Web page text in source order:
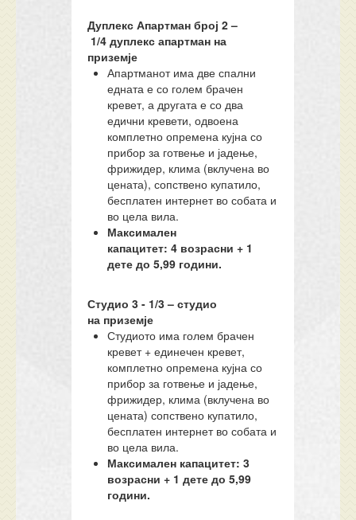
Дуплекс Апартман број 2 –
1/4дуплекс апартман на
приземје
Апартманот има две спални
едната е со голем брачен
кревет, а другата е со два
едични кревети, одвоена
комплетно опремена кујна со
прибор за готвење и јадење,
фрижидер, клима (вклучена во
цената), сопствено купатило,
бесплатен интернет во собата и
во цела вила.
Максимален
капацитет:4 возрасни + 1
дете до 5,99 години.
Студио 3 - 1/3 –студио
на приземје
Студиото има голем брачен
кревет + единечен кревет,
комплетно опремена кујна со
прибор за готвење и јадење,
фрижидер, клима (вклучена во
цената) сопствено купатило,
бесплатен интернет во собата и
во цела вила.
Максимален капацитет: 3
возрасни + 1 дете до 5,99
години.